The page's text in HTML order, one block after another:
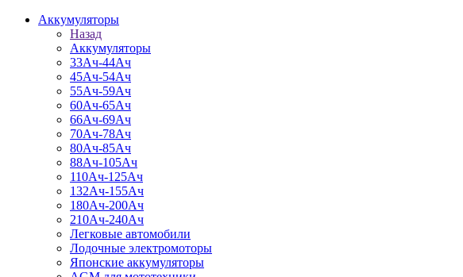
Аккумуляторы
Назад
Аккумуляторы
33Ач-44Ач
45Ач-54Ач
55Ач-59Ач
60Ач-65Ач
66Ач-69Ач
70Ач-78Ач
80Ач-85Ач
88Ач-105Ач
110Ач-125Ач
132Ач-155Ач
180Ач-200Ач
210Ач-240Ач
Легковые автомобили
Лодочные электромоторы
Японские аккумуляторы